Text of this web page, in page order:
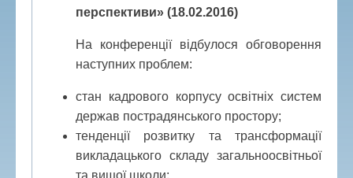
перспективи» (18.02.2016)
На конференції відбулося обговорення
наступних проблем:
стан кадрового корпусу освітніх систем
держав пострадянського простору;
тенденції розвитку та трансформації
викладацького складу загальноосвітньої
та вищої школи;